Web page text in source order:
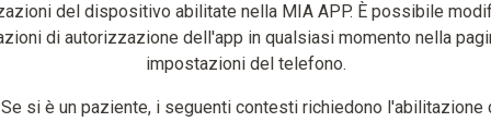
del dispositivo abilitate nella MIA APP. È possibile
di autorizzazione dell'app in qualsiasi momento nella
impostazioni del telefono.
Se si è un paziente, i seguenti contesti richiedono l'abilitazione